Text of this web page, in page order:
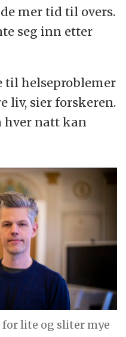
mer tid til overs.
seg inn etter
til helseproblemer
liv, sier forskeren.
hver natt kan
lite og sliter mye